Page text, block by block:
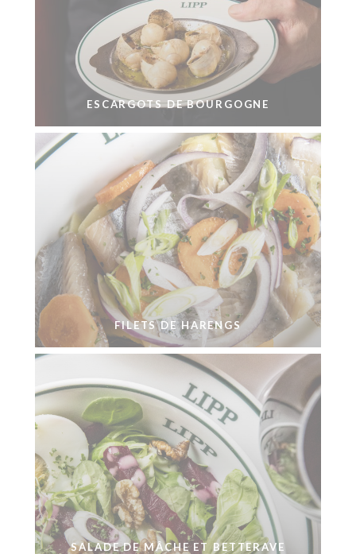
ESCARGOTS DE BOURGOGNE
FILETS DE HARENGS
SALADE DE MÂCHE ET BETTERAVE